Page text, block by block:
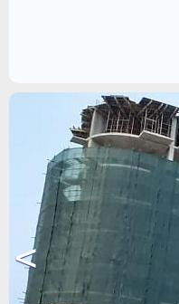
<